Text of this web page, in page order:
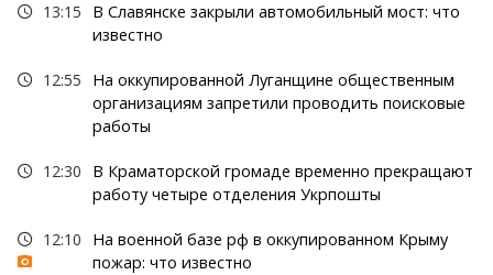
13:15
В Славянске закрыли автомобильный мост: что
известно
12:55
На оккупированной Луганщине общественным
организациям запретили проводить поисковые
работы
12:30
В Краматорской громаде временно прекращают
работу четыре отделения Укрпошты
12:10
На военной базе рф в оккупированном Крыму
пожар: что известно